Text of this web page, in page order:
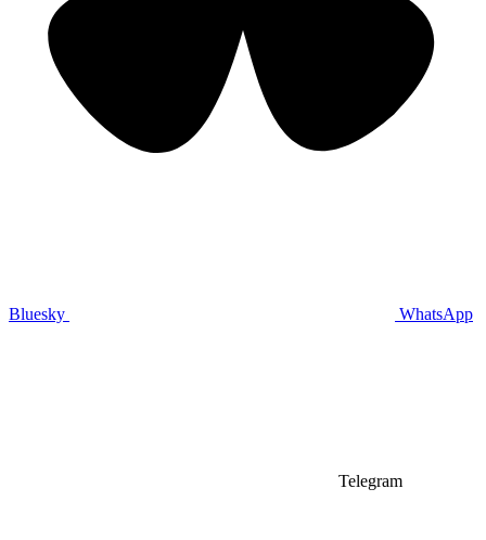
Bluesky WhatsApp
Telegram